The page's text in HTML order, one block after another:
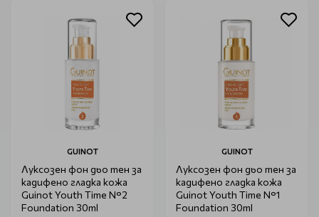
GUINOT
Луксозен фон дьо тен за
кадифено гладка кожа
Guinot Youth Time N°2
Foundation 30ml
GUINOT
Луксозен фон дьо тен за
кадифено гладка кожа
Guinot Youth Time N°1
Foundation 30ml